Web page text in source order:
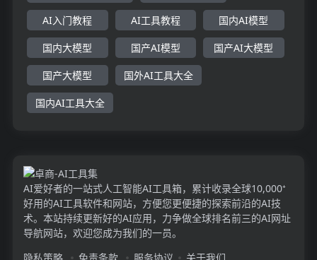
AI入门教程 AI工具教程 国内AI模型
国内大模型 国产AI模型 国产AI大模型
国产大模型 国外AI工具大全
国内AI工具大全
AI爱好者的一站式人工智能AI工具箱，累计收录全球10,000⁺
好用的AI工具软件和网站，方便您更便捷的探索前沿的AI技
术。本站持续更新好的AI应用，力争做全球排名前三的AI网址
导航网站，欢迎您成为我们的一员。